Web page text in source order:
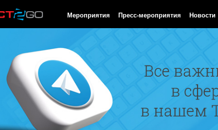
Мероприятия Пресс-мероприятия Новости